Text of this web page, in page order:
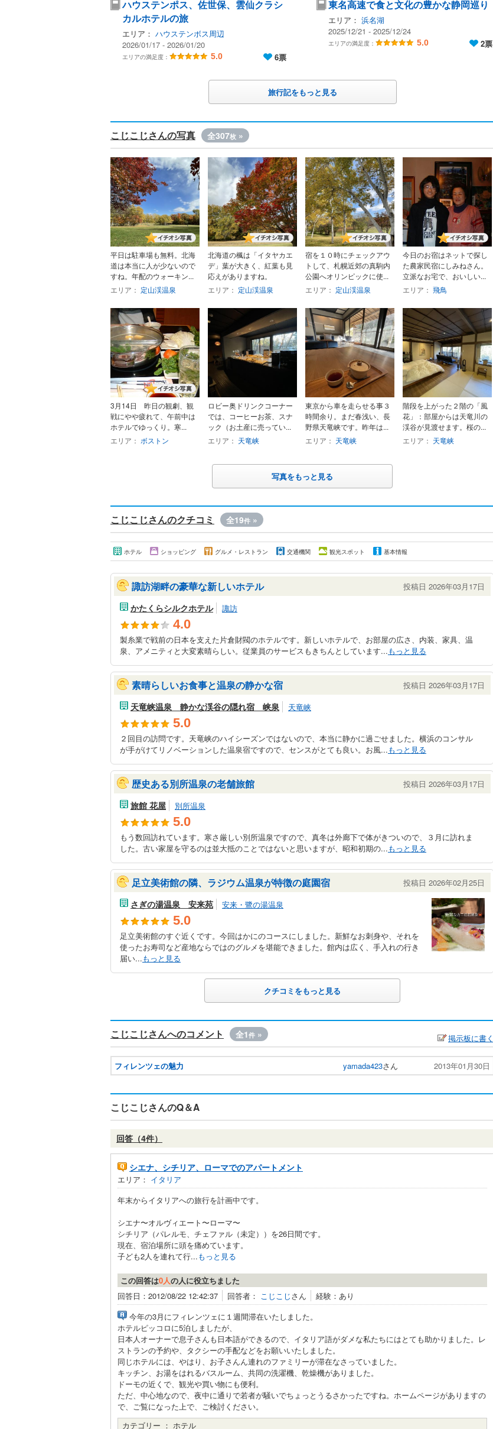
ハウステンポス、佐世保、雲仙クラシ
カルホテルの旅
エリア： ハウステンボス周辺
2026/01/17 - 2026/01/20
エリアの満足度： 5.0 6票
東名高速で食と文化の豊かな静岡巡り
エリア： 浜名湖
2025/12/21 - 2025/12/24
エリアの満足度： 5.0 2票
旅行記をもっと見る
こじこじさんの写真 全307枚 »
平日は駐車場も無料。北海
道は本当に人が少ないので
すね。年配のウォーキン...
エリア： 定山渓温泉
北海道の楓は「イタヤカエ
デ」葉が大きく、紅葉も見
応えがありますね。
エリア： 定山渓温泉
宿を１０時にチェックアウ
トして、札幌近郊の真駒内
公園へオリンピックに使...
エリア： 定山渓温泉
今日のお宿はネットで探し
た農家民宿にしみねさん。
立派なお宅で、おいしい...
エリア： 飛鳥
3月14日 昨日の観劇、観
戦にやや疲れて、午前中は
ホテルでゆっくり。寒...
エリア： ボストン
ロビー奥ドリンクコーナー
では、コーヒーお茶、スナ
ック（お土産に売ってい...
エリア： 天竜峡
東京から車を走らせる事３
時間余り。まだ春浅い、長
野県天竜峡です。昨年は...
エリア： 天竜峡
階段を上がった２階の「風
花」：部屋からは天竜川の
渓谷が見渡せます。桜の...
エリア： 天竜峡
写真をもっと見る
こじこじさんのクチコミ 全19件 »
ホテル ショッピング グルメ・レストラン 交通機関 観光スポット 基本情報
諏訪湖畔の豪華な新しいホテル 投稿日 2026年03月17日
かたくらシルクホテル 諏訪
4.0
製糸業で戦前の日本を支えた片倉財閥のホテルです。新しいホテルで、お部屋の広さ、内装、家具、温
泉、アメニティと大変素晴らしい。従業員のサービスもきちんとしています...もっと見る
素晴らしいお食事と温泉の静かな宿 投稿日 2026年03月17日
天竜峡温泉 静かな渓谷の隠れ宿 峡泉 天竜峡
5.0
２回目の訪問です。天竜峡のハイシーズンではないので、本当に静かに過ごせました。横浜のコンサル
が手がけてリノベーションした温泉宿ですので、センスがとても良い。お風...もっと見る
歴史ある別所温泉の老舗旅館 投稿日 2026年03月17日
旅館 花屋 別所温泉
5.0
もう数回訪れています。寒さ厳しい別所温泉ですので、真冬は外廊下で体がきついので、３月に訪れま
した。古い家屋を守るのは並大抵のことではないと思いますが、昭和初期の...もっと見る
足立美術館の隣、ラジウム温泉が特徴の庭園宿 投稿日 2026年02月25日
さぎの湯温泉 安来苑 安来・鷺の湯温泉
5.0
足立美術館のすぐ近くです。今回はかにのコースにしました。新鮮なお刺身や、それを
使ったお寿司など産地ならではのグルメを堪能できました。館内は広く、手入れの行き
届い...もっと見る
クチコミをもっと見る
こじこじさんへのコメント 全1件 » 掲示板に書く
フィレンツェの魅力 yamada423さん 2013年01月30日
こじこじさんのQ＆A
回答（4件）
シエナ、シチリア、ローマでのアパートメント
エリア： イタリア
年末からイタリアへの旅行を計画中です。
シエナ〜オルヴィエート〜ローマ〜
シチリア（パレルモ、チェファル（未定））を26日間です。
現在、宿泊場所に頭を痛めています。
子ども2人を連れて行...もっと見る
この回答は0人の人に役立ちました
回答日：2012/08/22 12:42:37
回答者： こじこじさん
経験：あり
今年の3月にフィレンツェに１週間滞在いたしました。
ホテルピッコロに5泊しましたが、
日本人オーナーで息子さんも日本語ができるので、イタリア語がダメな私たちにはとても助かりました。レ
ストランの予約や、タクシーの手配などをお願いいたしました。
同じホテルには、やはり、お子さんん連れのファミリーが滞在なさっていました。
キッチン、お湯をはれるバスルーム、共同の洗濯機、乾燥機がありました。
ドーモの近くで、観光や買い物にも便利。
ただ、中心地なので、夜中に通りで若者が騒いでちょっとうるさかったですね。ホームページがありますの
で、ご覧になった上で、ご検討ください。
カテゴリー ： ホテル